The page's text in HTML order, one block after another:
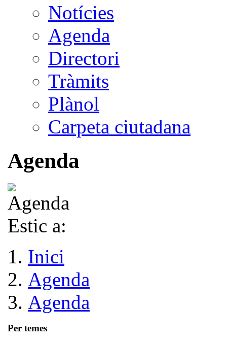
Notícies
Agenda
Directori
Tràmits
Plànol
Carpeta ciutadana
Agenda
Estic a:
Inici
Agenda
Agenda
Per temes